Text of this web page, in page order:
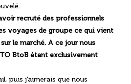
recruté des professionnels
voyages de groupe ce qui vient
le marché. A ce jour nous
BtoB étant exclusivement
puis j'aimerais que nous